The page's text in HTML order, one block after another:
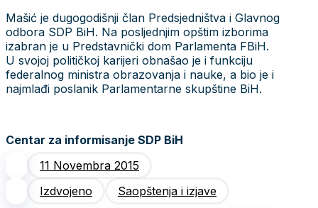
Mašić je dugogodišnji član Predsjedništva i Glavnog
odbora SDP BiH. Na posljednjim opštim izborima
izabran je u Predstavnički dom Parlamenta FBiH.
U svojoj političkoj karijeri obnašao je i funkciju
federalnog ministra obrazovanja i nauke, a bio je i
najmlađi poslanik Parlamentarne skupštine BiH.
Centar za informisanje SDP BiH
11 Novembra 2015
Izdvojeno
Saopštenja i izjave